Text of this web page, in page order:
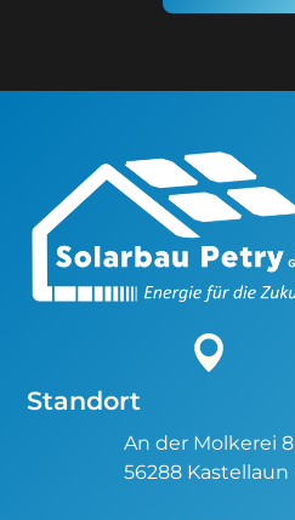
Standort
An der Molkerei 8
56288 Kastellaun